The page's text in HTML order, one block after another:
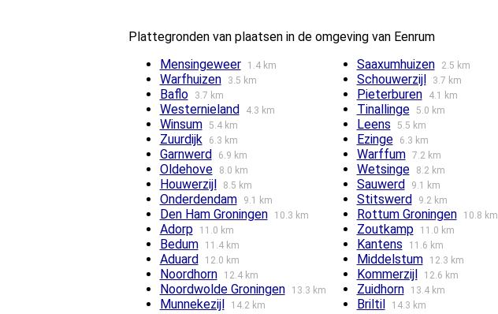
Plattegronden van plaatsen in de omgeving van Eenrum
Mensingeweer
1.4 km Saaxumhuizen 2.5 km
Warfhuizen 3.5 km Schouwerzijl 3.7 km
Baflo 3.7 km Pieterburen 4.1 km
Westernieland 4.3 km Tinallinge 5.0 km
Winsum 5.4 km Leens 5.5 km
Zuurdijk 6.3 km Ezinge 6.3 km
Garnwerd 6.9 km Warffum 7.2 km
Oldehove 8.0 km Wetsinge 8.2 km
Houwerzijl 8.5 km Sauwerd 9.1 km
Onderdendam 9.1 km Stitswerd 9.2 km
Den Ham Groningen 10.3 km Rottum Groningen 10.8 km
Adorp 11.0 km Zoutkamp 11.0 km
Bedum 11.4 km Kantens 11.6 km
Aduard 12.0 km Middelstum 12.3 km
Noordhorn 12.4 km Kommerzijl 12.6 km
Noordwolde Groningen 13.3 km Zuidhorn 13.4 km
Munnekezijl 14.2 km Briltil 14.3 km